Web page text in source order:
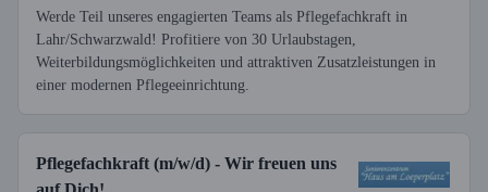
Werde Teil unseres engagierten Teams als Pflegefachkraft in
Lahr/Schwarzwald! Profitiere von 30 Urlaubstagen,
Weiterbildungsmöglichkeiten und attraktiven Zusatzleistungen in
einer modernen Pflegeeinrichtung.
Pflegefachkraft (m/w/d) - Wir freuen uns